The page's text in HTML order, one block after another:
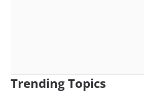
Trending Topics